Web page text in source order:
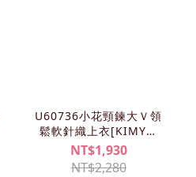
U60736小花頸鍊大Ｖ領
鬆軟針織上衣[KIMY清
單]
NT$1,930
NT$2,280